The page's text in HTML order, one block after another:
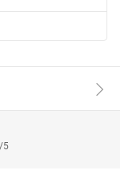
好
有義務對企業所做
。
者認為這個決議有
來，這正是你的不
5